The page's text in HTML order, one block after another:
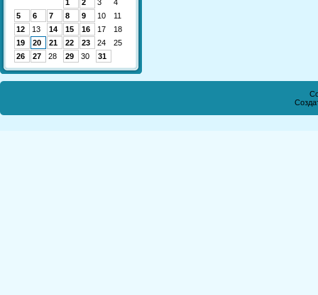
1
2 3
4
5
6 7 8 9 10
11
12
13 14 15 16 17
18
19
20 21 22 23 24
25
26
27 28 29 30 31